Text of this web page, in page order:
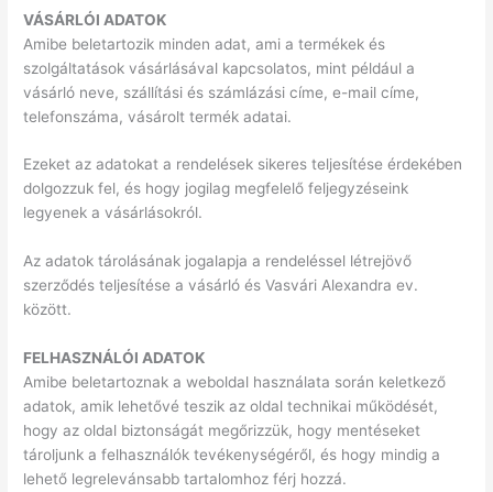
VÁSÁRLÓI ADATOK
Amibe beletartozik minden adat, ami a termékek és
szolgáltatások vásárlásával kapcsolatos, mint például a
vásárló neve, szállítási és számlázási címe, e-mail címe,
telefonszáma, vásárolt termék adatai.
Ezeket az adatokat a rendelések sikeres teljesítése érdekében
dolgozzuk fel, és hogy jogilag megfelelő feljegyzéseink
legyenek a vásárlásokról.
Az adatok tárolásának jogalapja a rendeléssel létrejövő
szerződés teljesítése a vásárló és Vasvári Alexandra ev.
között.
FELHASZNÁLÓI ADATOK
Amibe beletartoznak a weboldal használata során keletkező
adatok, amik lehetővé teszik az oldal technikai működését,
hogy az oldal biztonságát megőrizzük, hogy mentéseket
tároljunk a felhasználók tevékenységéről, és hogy mindig a
lehető legrelevánsabb tartalomhoz férj hozzá.